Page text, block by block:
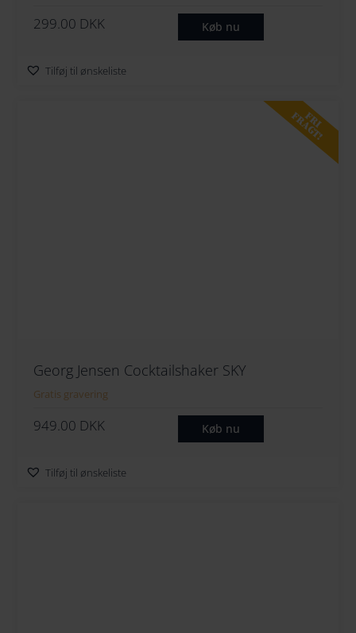
299.00 DKK Køb nu
Tilføj til ønskeliste
FRI
FRAGT!
Georg Jensen Cocktailshaker SKY
Gratis gravering
949.00 DKK Køb nu
Tilføj til ønskeliste